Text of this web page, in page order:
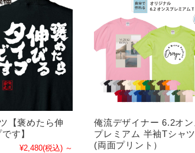
【褒めたら伸
す】
¥2,480(税込) ～
俺流デザイナー 6.2オン
プレミアム 半袖Tシャツ
(両面プリント）